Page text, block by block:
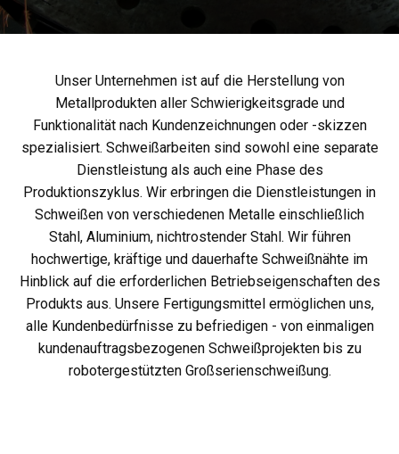
Unser Unternehmen ist auf die Herstellung von
Metallprodukten aller Schwierigkeitsgrade und
Funktionalität nach Kundenzeichnungen oder -skizzen
spezialisiert. Schweißarbeiten sind sowohl eine separate
Dienstleistung als auch eine Phase des
Produktionszyklus. Wir erbringen die Dienstleistungen in
Schweißen von verschiedenen Metalle einschließlich
Stahl, Aluminium, nichtrostender Stahl. Wir führen
hochwertige, kräftige und dauerhafte Schweißnähte im
Hinblick auf die erforderlichen Betriebseigenschaften des
Produkts aus. Unsere Fertigungsmittel ermöglichen uns,
alle Kundenbedürfnisse zu befriedigen - von einmaligen
kundenauftragsbezogenen Schweißprojekten bis zu
robotergestützten Großserienschweißung.